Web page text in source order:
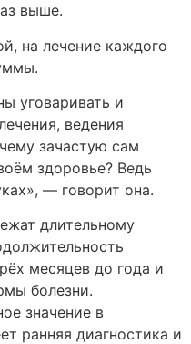
выше.
на лечение каждого
уговаривать и
ведения
зачастую сам
здоровье? Ведь
— говорит она.
длительному
месяцев до года и
болезни.
значение в
ранняя диагностика и